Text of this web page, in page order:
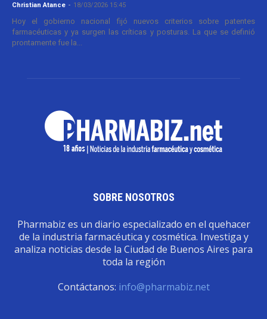
Christian Atance - 18/03/2026 15:45
Hoy el gobierno nacional fijó nuevos criterios sobre patentes
farmacéuticas y ya surgen las críticas y posturas. La que se definió
prontamente fue la...
SOBRE NOSOTROS
Pharmabiz es un diario especializado en el quehacer
de la industria farmacéutica y cosmética. Investiga y
analiza noticias desde la Ciudad de Buenos Aires para
toda la región
Contáctanos: info@pharmabiz.net